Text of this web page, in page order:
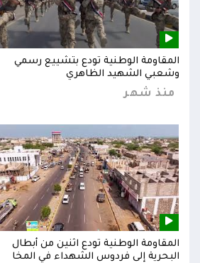
المقاومة الوطنية تودع بتشييع رسمي
وشعبي الشهيد الظاهري
منذ شهر
المقاومة الوطنية تودع اثنين من أبطال
البحرية إلى فردوس الشهداء في المخا